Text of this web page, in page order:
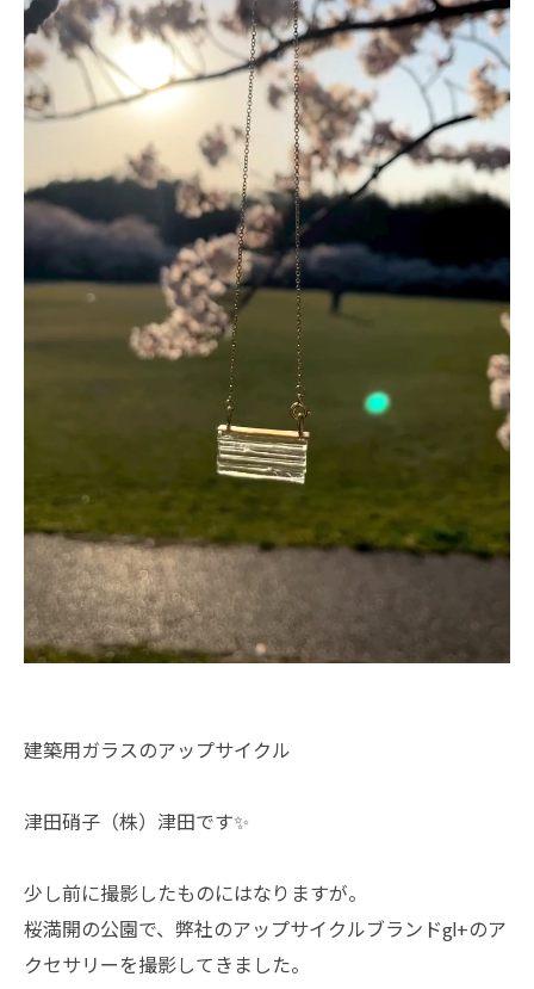
建築用ガラスのアップサイクル
津田硝子（株）津田です✨
少し前に撮影したものにはなりますが。
桜満開の公園で、弊社のアップサイクルブランドgl+のア
クセサリーを撮影してきました。